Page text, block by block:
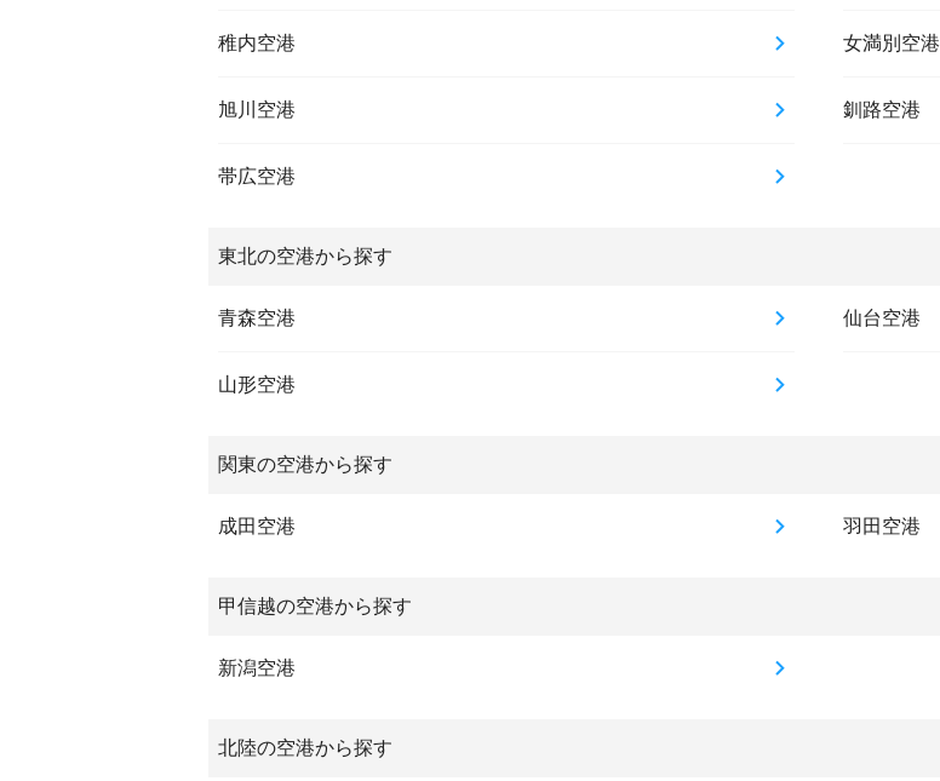
稚内空港 女満別空港
旭川空港 釧路空港
帯広空港
東北の空港から探す
青森空港 仙台空港
山形空港
関東の空港から探す
成田空港 羽田空港
甲信越の空港から探す
新潟空港
北陸の空港から探す